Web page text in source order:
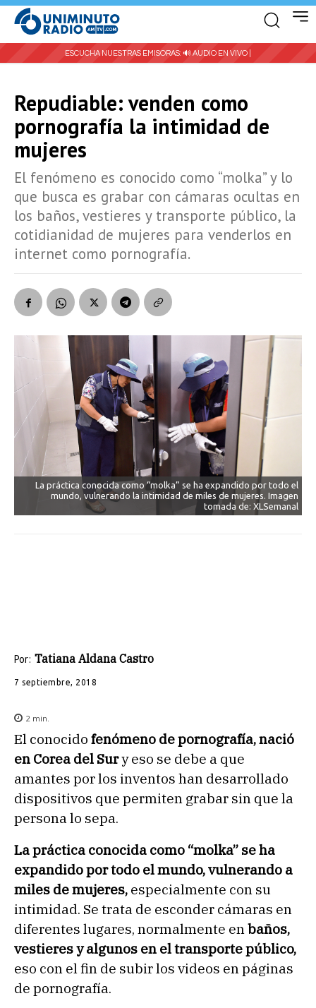
ESCUCHA NUESTRAS EMISORAS: 🔊 AUDIO EN VIVO |
Repudiable: venden como
pornografía la intimidad de
mujeres
El fenómeno es conocido como “molka” y lo
que busca es grabar con cámaras ocultas en
los baños, vestieres y transporte público, la
cotidianidad de mujeres para venderlos en
internet como pornografía.
La práctica conocida como “molka” se ha expandido por todo el
mundo, vulnerando la intimidad de miles de mujeres. Imagen
tomada de: XLSemanal
Por: Tatiana Aldana Castro
7 septiembre, 2018
2 min.
El conocido fenómeno de pornografía, nació
en Corea del Sury eso se debe a que
amantes por los inventos han desarrollado
dispositivos que permiten grabar sin que la
persona lo sepa.
La práctica conocida como “molka” se ha
expandido por todo el mundo, vulnerando a
miles de mujeres, especialmente con su
intimidad. Se trata de esconder cámaras en
diferentes lugares, normalmente enbaños,
vestieres y algunos en el transporte público,
eso con el fin de subir los videos en páginas
de pornografía.